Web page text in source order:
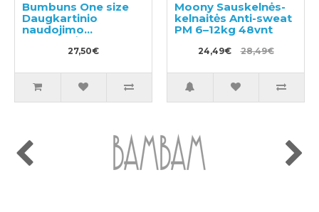
Bumbuns One size
Daugkartinio
naudojimo
sauskelnės
27,50€
Moony Sauskelnės-
kelnaitės Anti-sweat
PM 6–12kg 48vnt
24,49€ 28,49€